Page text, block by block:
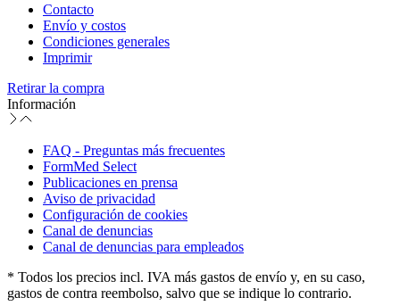
Contacto
Envío y costos
Condiciones generales
Imprimir
Retirar la compra
Información
FAQ - Preguntas más frecuentes
FormMed Select
Publicaciones en prensa
Aviso de privacidad
Configuración de cookies
Canal de denuncias
Canal de denuncias para empleados
* Todos los precios incl. IVA más gastos de envío y, en su caso,
gastos de contra reembolso, salvo que se indique lo contrario.